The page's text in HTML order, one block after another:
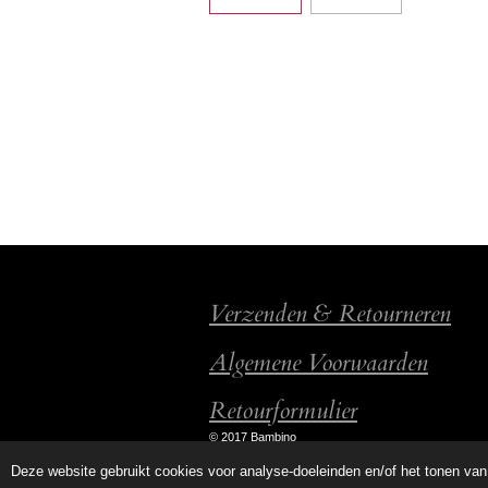
Deze website gebruikt cookies voor analyse-doeleinden en/of het tonen
Verzenden & Retourneren
Algemene Voorwaarden
Retourformulier
© 2017 Bambino